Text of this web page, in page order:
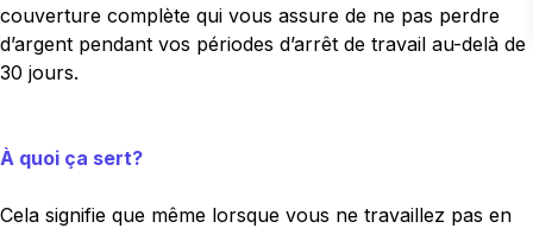
couverture complète qui vous assure de ne pas perdre
d’argent pendant vos périodes d’arrêt de travail au-delà de
30 jours.
À quoi ça sert?
Cela signifie que même lorsque vous ne travaillez pas en